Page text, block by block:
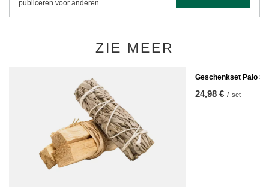
publiceren voor anderen..
ZIE MEER
Geschenkset Palo
24,98 € / set